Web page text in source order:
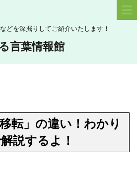
どを深掘りしてご紹介いたします！
言葉情報館
転」の違い！わかり
説するよ！